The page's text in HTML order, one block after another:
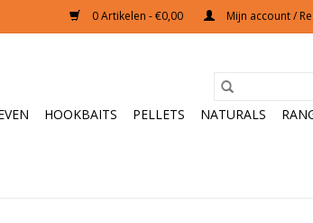
0 Artikelen - €0,00 Mijn account /
HOOKBAITS PELLETS NATURALS